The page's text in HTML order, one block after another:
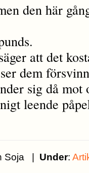
den här
att det
dem
sig då mot
leende
Soja | Under: